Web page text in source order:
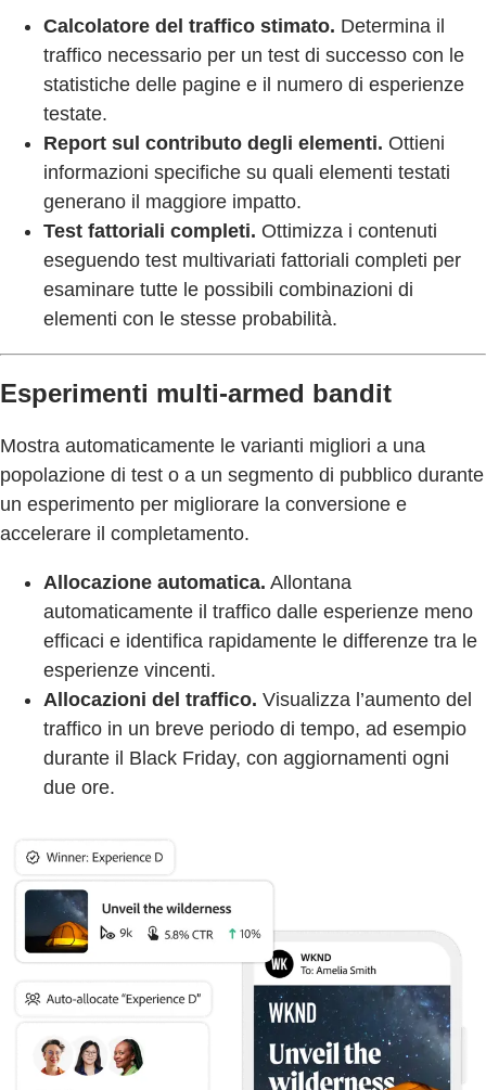
Calcolatore del traffico stimato. Determina il
traffico necessario per un test di successo con le
statistiche delle pagine e il numero di esperienze
testate.
Report sul contributo degli elementi. Ottieni
informazioni specifiche su quali elementi testati
generano il maggiore impatto.
Test fattoriali completi. Ottimizza i contenuti
eseguendo test multivariati fattoriali completi per
esaminare tutte le possibili combinazioni di
elementi con le stesse probabilità.
Esperimenti multi-armed bandit
Mostra automaticamente le varianti migliori a una
popolazione di test o a un segmento di pubblico durante
un esperimento per migliorare la conversione e
accelerare il completamento.
Allocazione automatica. Allontana
automaticamente il traffico dalle esperienze meno
efficaci e identifica rapidamente le differenze tra le
esperienze vincenti.
Allocazioni del traffico. Visualizza l’aumento del
traffico in un breve periodo di tempo, ad esempio
durante il Black Friday, con aggiornamenti ogni
due ore.